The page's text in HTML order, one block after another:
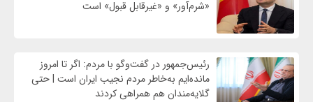
«شرم‌آور» و «غیرقابل قبول» است
رئیس‌جمهور در گفت‌وگو با مردم: اگر تا امروز
مانده‌ایم به‌خاطر مردم نجیب ایران است | حتی
گلایه‌مندان هم همراهی کردند